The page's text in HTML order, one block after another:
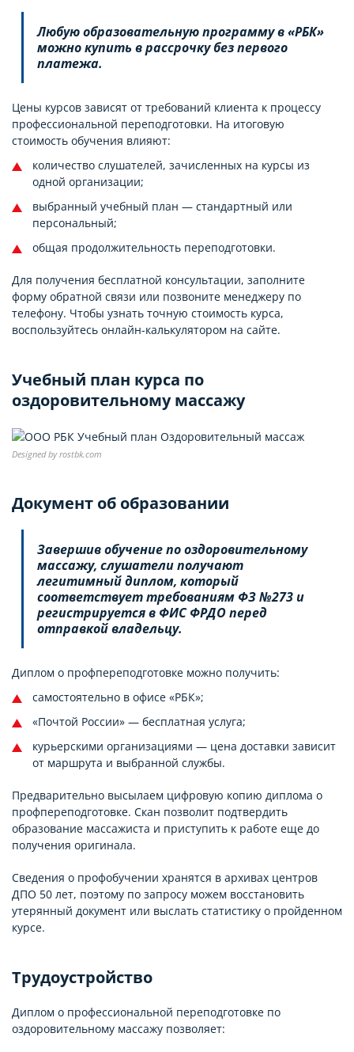
Любую образовательную программу в «РБК»
можно купить в рассрочку без первого
платежа.
Цены курсов зависят от требований клиента к процессу
профессиональной переподготовки. На итоговую
стоимость обучения влияют:
количество слушателей, зачисленных на курсы из
одной организации;
выбранный учебный план — стандартный или
персональный;
общая продолжительность переподготовки.
Для получения бесплатной консультации, заполните
форму обратной связи или позвоните менеджеру по
телефону. Чтобы узнать точную стоимость курса,
воспользуйтесь онлайн-калькулятором на сайте.
Учебный план курса по
оздоровительному массажу
Designed by rostbk.com
Документ об образовании
Завершив обучение по оздоровительному
массажу, слушатели получают
легитимный диплом, который
соответствует требованиям ФЗ №273 и
регистрируется в ФИС ФРДО перед
отправкой владельцу.
Диплом о профпереподготовке можно получить:
самостоятельно в офисе «РБК»;
«Почтой России» — бесплатная услуга;
курьерскими организациями — цена доставки зависит
от маршрута и выбранной службы.
Предварительно высылаем цифровую копию диплома о
профпереподготовке. Скан позволит подтвердить
образование массажиста и приступить к работе еще до
получения оригинала.
Сведения о профобучении хранятся в архивах центров
ДПО 50 лет, поэтому по запросу можем восстановить
утерянный документ или выслать статистику о пройденном
курсе.
Трудоустройство
Диплом о профессиональной переподготовке по
оздоровительному массажу позволяет: